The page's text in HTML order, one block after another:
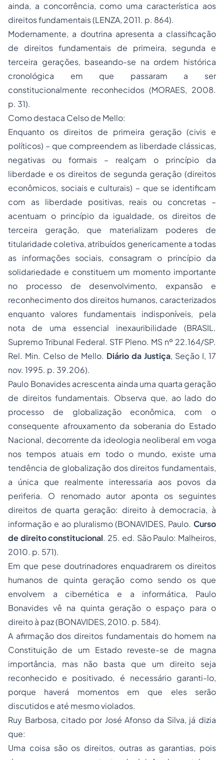
ainda, a concorrência, como uma característica aos
direitos fundamentais (LENZA, 2011. p. 864).
Modernamente, a doutrina apresenta a classificação
de direitos fundamentais de primeira, segunda e
terceira gerações, baseando-se na ordem histórica
cronológica em que passaram a ser
constitucionalmente reconhecidos (MORAES, 2008.
p. 31).
Como destaca Celso de Mello:
Enquanto os direitos de primeira geração (civis e
políticos) – que compreendem as liberdade clássicas,
negativas ou formais – realçam o princípio da
liberdade e os direitos de segunda geração (direitos
econômicos, sociais e culturais) – que se identificam
com as liberdade positivas, reais ou concretas –
acentuam o princípio da igualdade, os direitos de
terceira geração, que materializam poderes de
titularidade coletiva, atribuídos genericamente a todas
as informações sociais, consagram o princípio da
solidariedade e constituem um momento importante
no processo de desenvolvimento, expansão e
reconhecimento dos direitos humanos, caracterizados
enquanto valores fundamentais indisponíveis, pela
nota de uma essencial inexauribilidade (BRASIL.
Supremo Tribunal Federal. STF Pleno. MS nº 22.164/SP.
Rel. Min. Celso de Mello. Diário da Justiça, Seção I, 17
nov. 1995. p. 39.206).
Paulo Bonavides acrescenta ainda uma quarta geração
de direitos fundamentais. Observa que, ao lado do
processo de globalização econômica, com o
consequente afrouxamento da soberania do Estado
Nacional, decorrente da ideologia neoliberal em voga
nos tempos atuais em todo o mundo, existe uma
tendência de globalização dos direitos fundamentais,
a única que realmente interessaria aos povos da
periferia. O renomado autor aponta os seguintes
direitos de quarta geração: direito à democracia, à
informação e ao pluralismo (BONAVIDES, Paulo. Curso
de direito constitucional. 25. ed. São Paulo: Malheiros,
2010. p. 571).
Em que pese doutrinadores enquadrarem os direitos
humanos de quinta geração como sendo os que
envolvem a cibernética e a informática, Paulo
Bonavides vê na quinta geração o espaço para o
direito à paz (BONAVIDES, 2010. p. 584).
A afirmação dos direitos fundamentais do homem na
Constituição de um Estado reveste-se de magna
importância, mas não basta que um direito seja
reconhecido e positivado, é necessário garanti-lo,
porque haverá momentos em que eles serão
discutidos e até mesmo violados.
Ruy Barbosa, citado por José Afonso da Silva, já dizia
que:
Uma coisa são os direitos, outras as garantias, pois